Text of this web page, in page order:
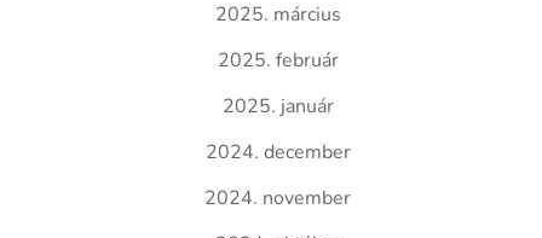
2025. március
2025. február
2025. január
2024. december
2024. november